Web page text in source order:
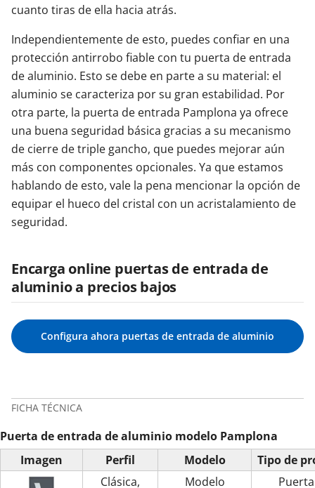
cuanto tiras de ella hacia atrás.
Independientemente de esto, puedes confiar en una
protección antirrobo fiable con tu puerta de entrada
de aluminio. Esto se debe en parte a su material: el
aluminio se caracteriza por su gran estabilidad. Por
otra parte, la puerta de entrada Pamplona ya ofrece
una buena seguridad básica gracias a su mecanismo
de cierre de triple gancho, que puedes mejorar aún
más con componentes opcionales. Ya que estamos
hablando de esto, vale la pena mencionar la opción de
equipar el hueco del cristal con un acristalamiento de
seguridad.
Encarga online puertas de entrada de
aluminio a precios bajos
Configura ahora puertas de entrada de aluminio
FICHA TÉCNICA
Puerta de entrada de aluminio modelo Pamplona
Imagen
Perfil
Clásica,
Modelo
Modelo
Tipo de